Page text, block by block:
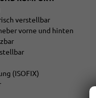
verstellbar
vorne und hinten
(ISOFIX)